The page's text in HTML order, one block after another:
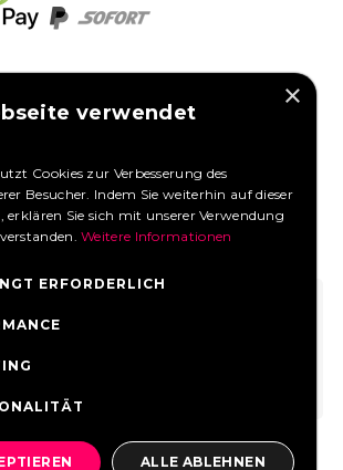
FACEBOOK
×
verwendet
Cookies zur Verbesserung des
Besucher. Indem Sie weiterhin auf dieser
erklären Sie sich mit unserer Verwendung
Weitere Informationen
ERFORDERLICH
ALLE ABLEHNEN